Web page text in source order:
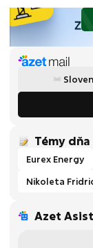
Témy dňa
Eurex Energy
Nikoleta
Azet